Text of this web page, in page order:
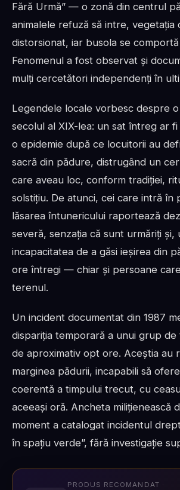
Fără Urmă” — o zonă din centrul
animalele refuză să intre, vegetația
distorsionat, iar busola se
Fenomenul a fost observat și
mulți cercetători independenți în
Legendele locale vorbesc despre
secolul al XIX-lea: un sat întreg ar
o epidemie după ce locuitorii au
sacră din pădure, distrugând un
care aveau loc, conform tradiției,
solstițiu. De atunci, cei care intră în
lăsarea întunericului raportează
severă, senzația că sunt urmăriți și,
incapacitatea de a găsi ieșirea din
ore întregi — chiar și persoane
terenul.
Un incident documentat din 1987
dispariția temporară a unui grup
de aproximativ opt ore. Aceștia au
marginea pădurii, incapabili să
coerentă a timpului trecut, cu
aceeași oră. Ancheta milițienească
moment a catalogat incidentul
în spațiu verde”, fără investigație
PRODUS RECOMANDAT ·